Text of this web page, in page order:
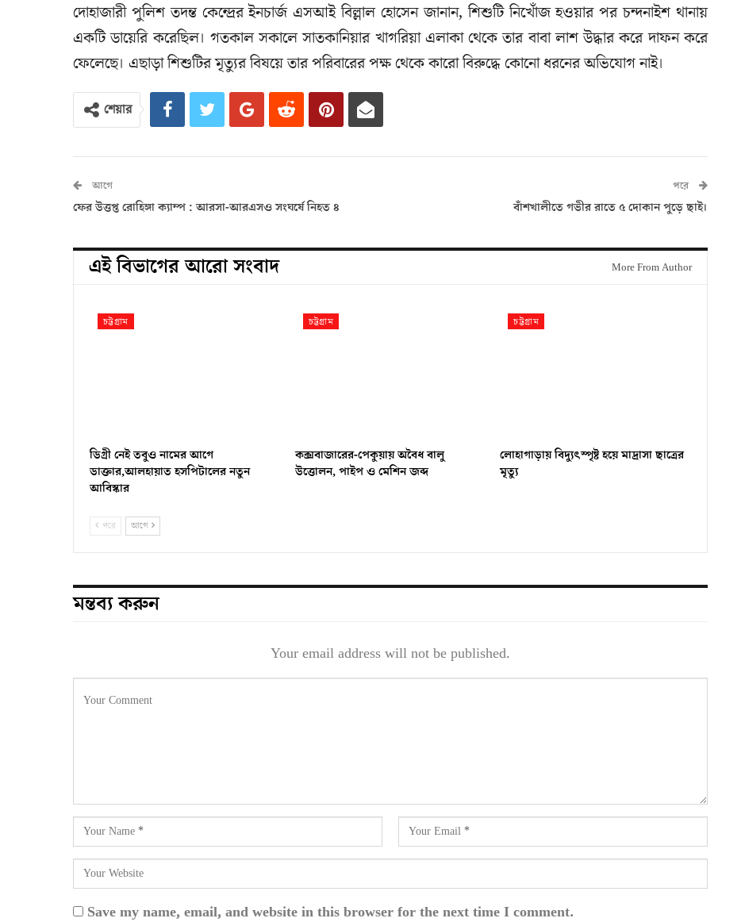
দোহাজারী পুলিশ তদন্ত কেন্দ্রের ইনচার্জ এসআই বিল্লাল হোসেন জানান, শিশুটি নিখোঁজ হওয়ার পর চন্দনাইশ থানায়
একটি ডায়েরি করেছিল। গতকাল সকালে সাতকানিয়ার খাগরিয়া এলাকা থেকে তার বাবা লাশ উদ্ধার করে দাফন করে
ফেলেছে। এছাড়া শিশুটির মৃত্যুর বিষয়ে তার পরিবারের পক্ষ থেকে কারো বিরুদ্ধে কোনো ধরনের অভিযোগ নাই।
শেয়ার
আগে
ফের উত্তপ্ত রোহিঙ্গা ক্যাম্প : আরসা-আরএসও সংঘর্ষে নিহত ৪
পরে
বাঁশখালীতে গভীর রাতে ৫ দোকান পুড়ে ছাই।
এই বিভাগের আরো সংবাদ More From Author
চট্টগ্রাম
ডিগ্রী নেই তবুও নামের আগে
ডাক্তার,আলহায়াত হসপিটালের নতুন
আবিস্কার
চট্টগ্রাম
কক্সবাজারের-পেকুয়ায় অবৈধ বালু
উত্তোলন, পাইপ ও মেশিন জব্দ
চট্টগ্রাম
লোহাগাড়ায় বিদ্যুৎস্পৃষ্ট হয়ে মাদ্রাসা ছাত্রের
মৃত্যু
পরে আগে
মন্তব্য করুন
Your email address will not be published.
Save my name, email, and website in this browser for the next time I comment.